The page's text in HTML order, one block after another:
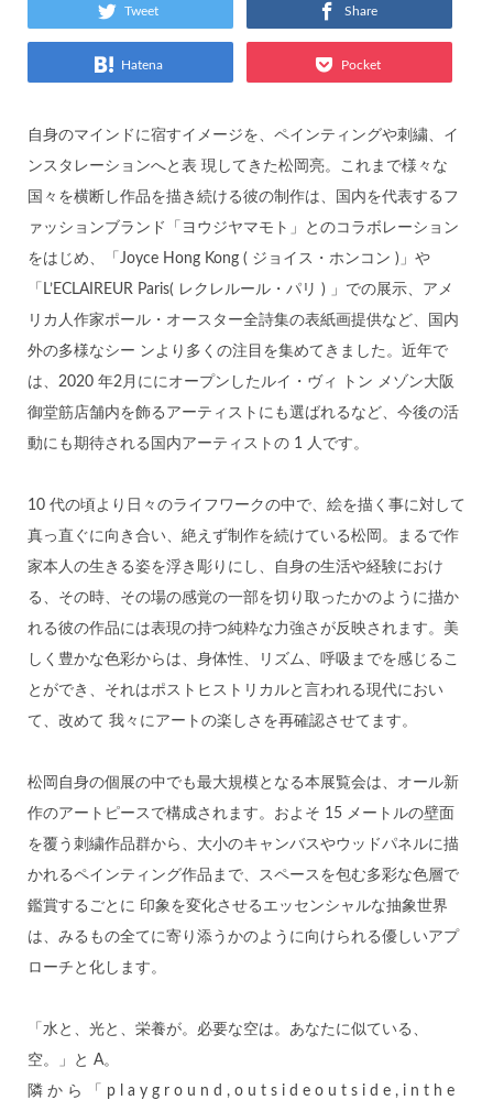
Tweet Share
Hatena Pocket
自身のマインドに宿すイメージを、ペインティングや刺繍、イ
ンスタレーションへと表 現してきた松岡亮。これまで様々な
国々を横断し作品を描き続ける彼の制作は、国内を代表するフ
ァッションブランド「ヨウジヤマモト」とのコラボレーション
をはじめ、「Joyce Hong Kong ( ジョイス・ホンコン )」や
「L’ECLAIREUR Paris( レクレルール・パリ ) 」での展示、アメ
リカ人作家ポール・オースター全詩集の表紙画提供など、国内
外の多様なシー ンより多くの注目を集めてきました。近年で
は、2020 年2月ににオープンしたルイ・ヴィ トン メゾン大阪
御堂筋店舗内を飾るアーティストにも選ばれるなど、今後の活
動にも期待される国内アーティストの 1 人です。
10 代の頃より日々のライフワークの中で、絵を描く事に対して
真っ直ぐに向き合い、絶えず制作を続けている松岡。まるで作
家本人の生きる姿を浮き彫りにし、自身の生活や経験におけ
る、その時、その場の感覚の一部を切り取ったかのように描か
れる彼の作品には表現の持つ純粋な力強さが反映されます。美
しく豊かな色彩からは、身体性、リズム、呼吸までを感じるこ
とができ、それはポストヒストリカルと言われる現代におい
て、改めて 我々にアートの楽しさを再確認させてます。
松岡自身の個展の中でも最大規模となる本展覧会は、オール新
作のアートピースで構成されます。およそ 15 メートルの壁面
を覆う刺繍作品群から、大小のキャンバスやウッドパネルに描
かれるペインティング作品まで、スペースを包む多彩な色層で
鑑賞するごとに 印象を変化させるエッセンシャルな抽象世界
は、みるもの全てに寄り添うかのように向けられる優しいアプ
ローチと化します。
「水と、光と、栄養が。必要な空は。あなたに似ている、
空。」と A。
隣 か ら 「 p l a y g r o u n d , o u t s i d e o u t s i d e , i n t h e